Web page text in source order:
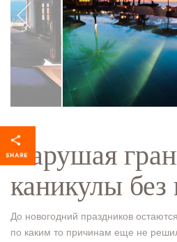
Нарушая
каникулы без
До новогодний праздников
по каким то причинам еще не